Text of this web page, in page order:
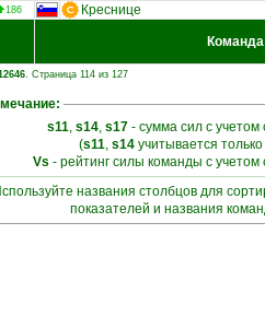
186 Креснице
Команда
. Страница 114 из 127
s11, s14, s17- сумма сил с учетом
(s11, s14 учитывается
Vs - рейтинг силы команды с
названия столбцов для
показателей и названия